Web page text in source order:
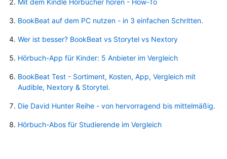
BookBeat auf dem PC nutzen - in 3 einfachen Schritten.
Wer ist besser? BookBeat vs Storytel vs Nextory
Hörbuch-App für Kinder: 5 Anbieter im Vergleich
BookBeat Test - Sortiment, Kosten, App, Vergleich mit
Audible, Nextory & Storytel.
Die David Hunter Reihe - von hervorragend bis mittelmäßig.
Hörbuch-Abos für Studierende im Vergleich